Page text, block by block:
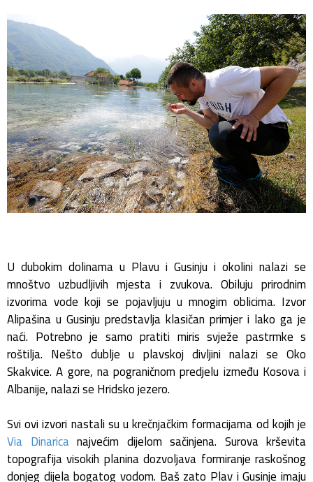
U dubokim dolinama u Plavu i Gusinju i okolini nalazi se
mnoštvo uzbudljivih mjesta i zvukova. Obiluju prirodnim
izvorima vode koji se pojavljuju u mnogim oblicima. Izvor
Alipašina u Gusinju predstavlja klasičan primjer i lako ga je
naći. Potrebno je samo pratiti miris svježe pastrmke s
roštilja. Nešto dublje u plavskoj divljini nalazi se Oko
Skakvice. A gore, na pograničnom predjelu između Kosova i
Albanije, nalazi se Hridsko jezero.
Svi ovi izvori nastali su u krečnjačkim formacijama od kojih je
Via Dinaricanajvećim dijelom sačinjena. Surova krševita
topografija visokih planina dozvoljava formiranje raskošnog
donjeg dijela bogatog vodom. Baš zato Plav i Gusinje imaju